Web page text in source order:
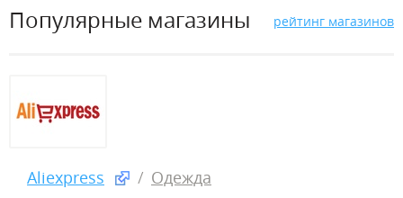
Популярные магазины рейтинг магазинов
Aliexpress Одежда